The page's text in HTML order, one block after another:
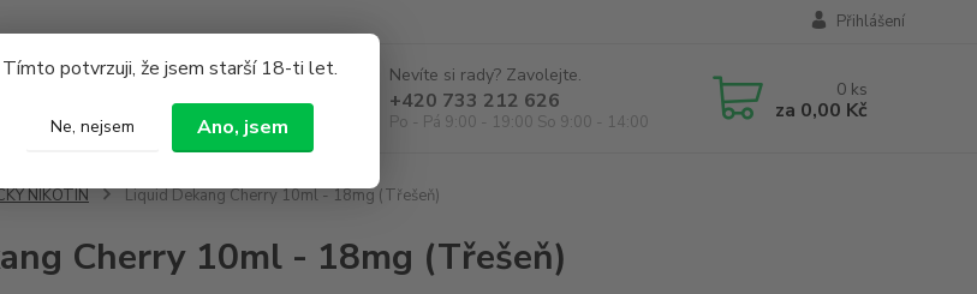
Tímto potvrzuji, že jsem starší 18-ti let.
Ne, nejsem Ano, jsem
Přihlášení
Hledat
Nevíte si rady? Zavolejte.
+420 733 212 626
Po - Pá 9:00 - 19:00 So 9:00 - 14:00
0 ks
za 0,00 Kč
NIKOTIN Liquid Dekang Cherry 10ml - 18mg (Třešeň)
Cherry 10ml - 18mg (Třešeň)